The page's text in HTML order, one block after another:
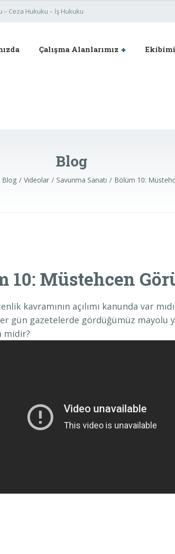
– Ceza Hukuku – İş Hukuku
Çalışma Alanlarımız
Blog
Blog Videolar Savunma Sanatı Bölüm 10:
10: Müstehcen
kavramının açılımı kanunda var
gün gazetelerde gördüğümüz mayolu
midir?